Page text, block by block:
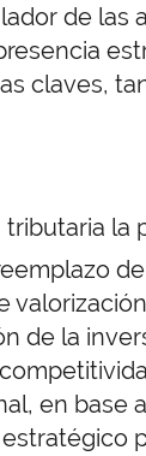
de las
claves,
tributaria la
de la
en base